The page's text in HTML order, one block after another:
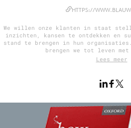
12 nov: MarketingLive!
HTTPS://
We willen onze klanten in staat
inzichten, kansen te ontdekken en
stand te brengen in hun
brengen we tot leven met
Lees meer